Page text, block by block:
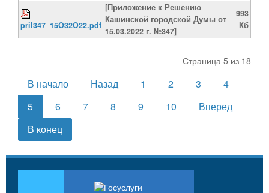
pril347_15O32O22.pdf
[Приложение к Решению
Кашинской городской Думы от
15.03.2022 г. №347]
993
Кб
Страница 5 из 18
В начало Назад 1 2 3
4
5
6 7 8 9 10
Вперед
В конец